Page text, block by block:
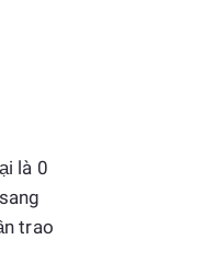
là 0
trao